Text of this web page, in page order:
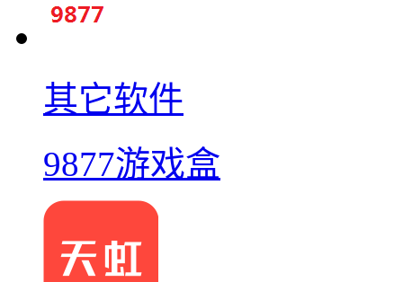
其它软件
9877游戏盒